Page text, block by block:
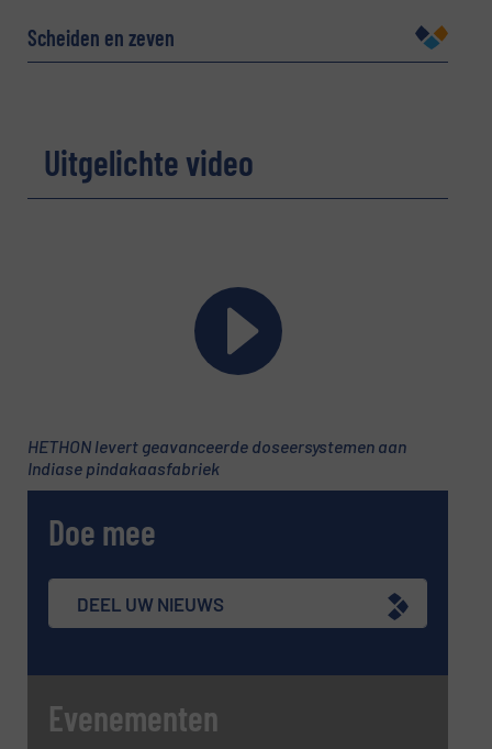
E-mail(Vereist)
Bericht (Vereist)
Scheiden en zeven
Uitgelichte video
HETHON levert geavanceerde doseersystemen aan
Indiase pindakaasfabriek
Doe mee
DEEL UW NIEUWS
Evenementen